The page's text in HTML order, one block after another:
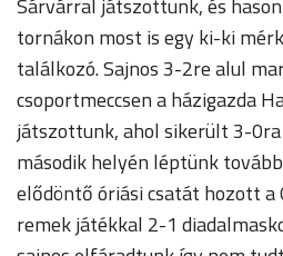
Sárvárral játszottunk, és
tornákon most is egy ki-ki
találkozó. Sajnos 3-2re alul
csoportmeccsen a házigazda
játszottunk, ahol sikerült 3-
második helyén léptünk
elődöntő óriási csatát hozott a
remek játékkal 2-1